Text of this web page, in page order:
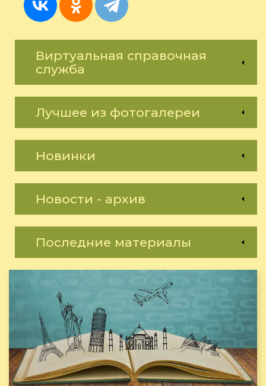
Виртуальная справочная
служба
Лучшее из фотогалереи
Новинки
Новости - архив
Последние материалы